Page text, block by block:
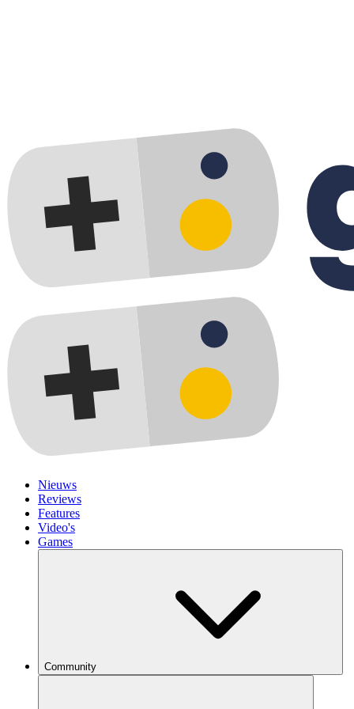
Nieuws
Reviews
Features
Video's
Games
Community